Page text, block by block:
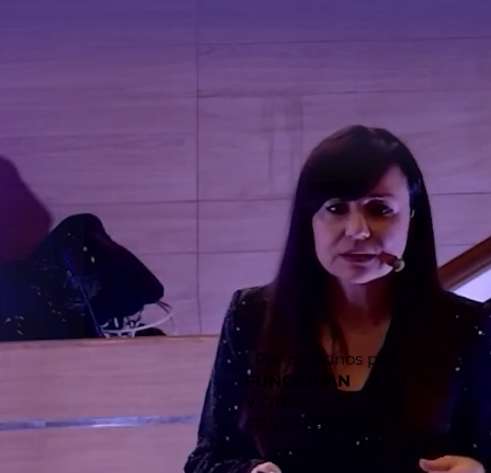
¿Por qué unos proyectos
FUNCIONAN
Y OTROS
FRACASAN?